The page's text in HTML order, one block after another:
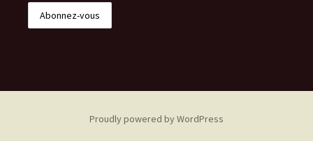
Proudly powered by WordPress